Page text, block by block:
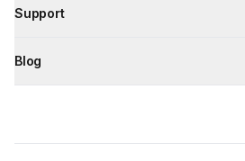
Support
Blog